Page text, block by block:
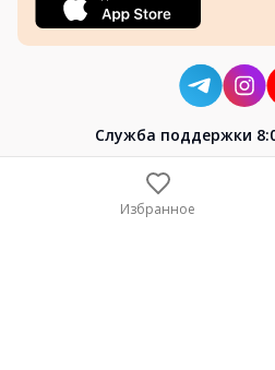
Cлужба поддержки
Избранное